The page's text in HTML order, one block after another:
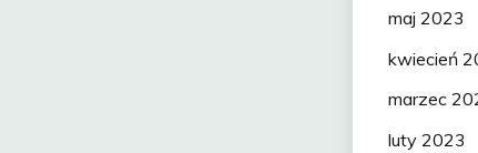
maj 2023
kwiecień
marzec
luty 2023